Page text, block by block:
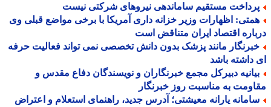
مستقیم ساماندهی نیروهای شرکتی نیست
اظهارات وزیر خزانه داری آمریکا با برخی مواضع قبلی وی
اقتصاد ایران متناقض است
مانند پزشک بدون دانش تخصصی نمی تواند فعالیت حرفه
داشته باشد
دبیرکل مجمع خبرنگاران و نویسندگان دفاع مقدس و
به مناسبت روز خبرنگار
یارانه معیشتی؛ آدرس جدید، راهنمای استعلام و اعتراض